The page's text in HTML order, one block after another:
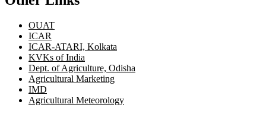
OUAT
ICAR
ICAR-ATARI, Kolkata
KVKs of India
Dept. of Agriculture, Odisha
Agricultural Marketing
IMD
Agricultural Meteorology